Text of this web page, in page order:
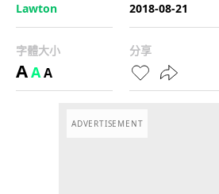
Lawton
2018-08-21
字體大小
AAA
分享
ADVERTISEMENT